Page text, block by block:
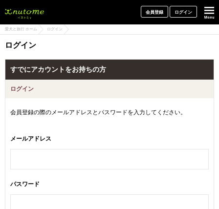
会員登録 ログイン
愛犬と旅行 ホーム ログイン
ログイン
すでにアカウントをお持ちの方
ログイン
会員登録の際のメールアドレスとパスワードを入力してください。
メールアドレス
パスワード